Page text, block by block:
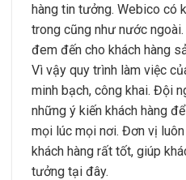
hàng tin tưởng. Webico có
trong cũng như nước
đem đến cho khách hàng
Vì vậy quy trình làm việc
minh bạch, công khai. Đội
những ý kiến khách hàng
mọi lúc mọi nơi. Đơn vị
khách hàng rất tốt, giúp
tưởng tại đây.